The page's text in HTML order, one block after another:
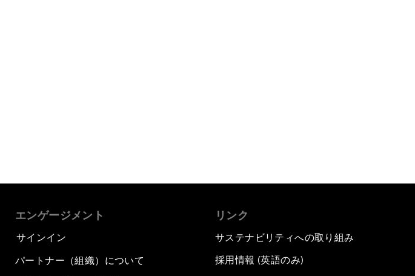
エンゲージメント
サインイン
パートナー（組織）について
リンク
サステナビリティへの取り組み
採用情報 (英語のみ)